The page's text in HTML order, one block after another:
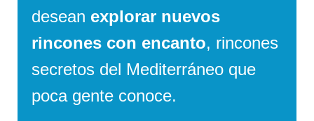
desean explorar nuevos
rincones con encanto, rincones
secretos del Mediterráneo que
poca gente conoce.